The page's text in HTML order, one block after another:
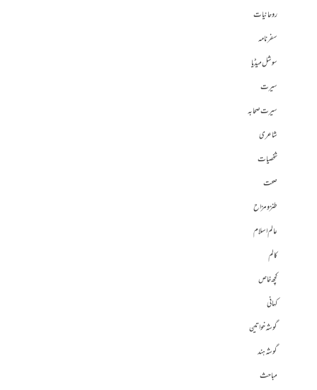
روحانیات
سفرنامہ
سوشل میڈیا
سیرت
سیرت صحابہ
شاعری
شخصیات
صحت
طنز و مزاح
عالم اسلام
کالم
کچھ خاص
کہانی
گوشہ خواتین
گوشہ ہند
مباحث